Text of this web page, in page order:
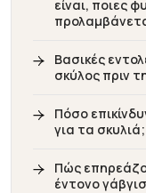
είναι, ποιες
Βασικές
σκύλος πριν
Πόσο
για τα σκυλιά;
Πώς
έντονο